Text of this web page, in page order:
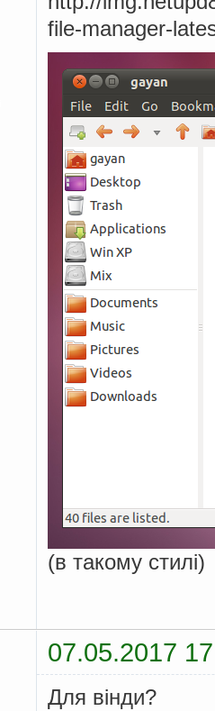
(в такому стилі)
07.05.2017
Для вінди?